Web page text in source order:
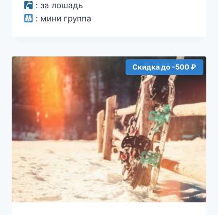
: за лошадь
: мини группа
Скидка до -500 ₽